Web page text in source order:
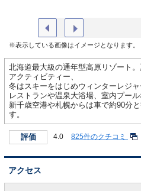
※表示している画像はイメージとなります。
北海道最大級の通年型高原リゾート
アクティビティー、
冬はスキーをはじめウィンターレジャ
レストランや温泉大浴場、室内プール
新千歳空港や札幌からは車で約90分
す。
評価 4.0 825件のクチコミ
アクセス